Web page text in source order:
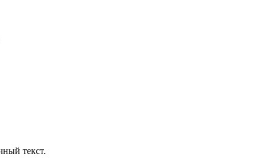
текст.